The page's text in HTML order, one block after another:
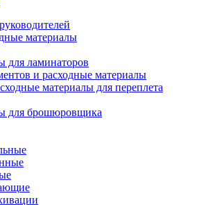
материалы
для ламинаторов
и расходные материалы
материалы для переплета
для брошюровщика